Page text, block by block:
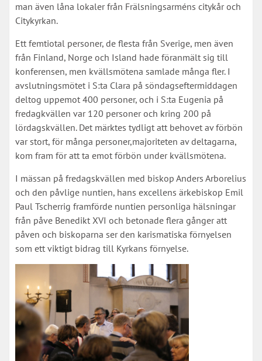
man även låna lokaler från Frälsningsarméns citykår och
Citykyrkan.
Ett femtiotal personer, de flesta från Sverige, men även
från Finland, Norge och Island hade föranmält sig till
konferensen, men kvällsmötena samlade många fler. I
avslutningsmötet i S:ta Clara på söndagseftermiddagen
deltog uppemot 400 personer, och i S:ta Eugenia på
fredagkvällen var 120 personer och kring 200 på
lördagskvällen. Det märktes tydligt att behovet av förbön
var stort, för många personer,majoriteten av deltagarna,
kom fram för att ta emot förbön under kvällsmötena.
I mässan på fredagskvällen med biskop Anders Arborelius
och den påvlige nuntien, hans excellens ärkebiskop Emil
Paul Tscherrig framförde nuntien personliga hälsningar
från påve Benedikt XVI och betonade flera gånger att
påven och biskoparna ser den karismatiska förnyelsen
som ett viktigt bidrag till Kyrkans förnyelse.